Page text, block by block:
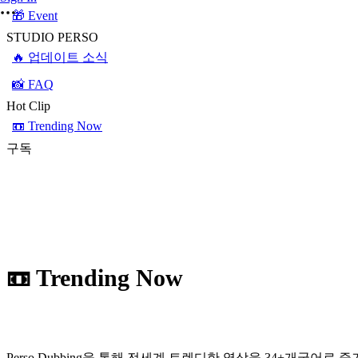
🎁 Event
STUDIO PERSO
🔥 업데이트 소식
📸 FAQ
Hot Clip
📼 Trending Now
구독
📼 Trending Now